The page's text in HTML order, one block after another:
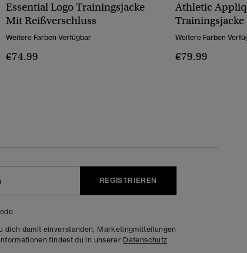
Essential Logo Trainingsjacke
Mit Reißverschluss
Weitere Farben Verfügbar
€74.99
Athletic
Trainingsjacke
Weitere Farben
€79.99
REGISTRIEREN
dich damit einverstanden, Marketingmitteilungen
findest du in unserer Datenschutz